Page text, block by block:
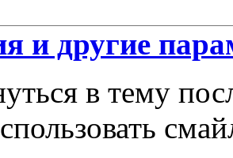
и другие
в тему